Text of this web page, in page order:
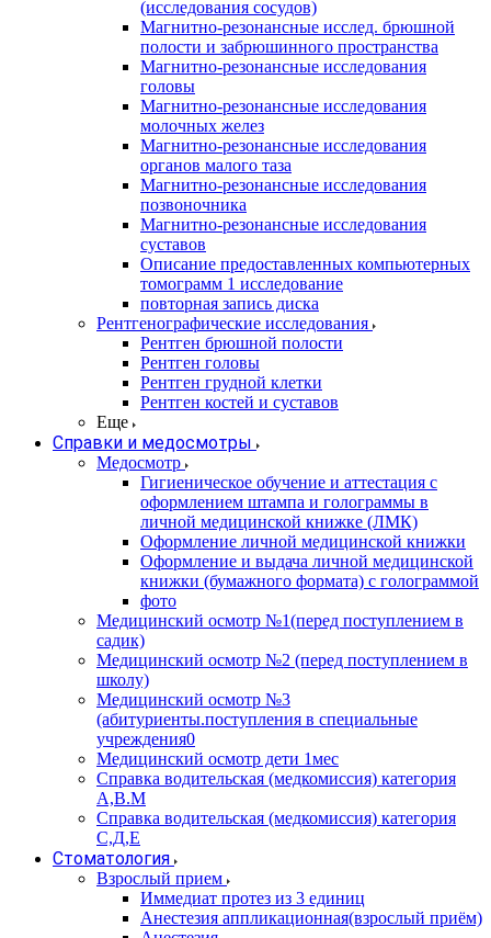
(исследования сосудов)
Магнитно-резонансные исслед. брюшной
полости и забрюшинного пространства
Магнитно-резонансные исследования
головы
Магнитно-резонансные исследования
молочных желез
Магнитно-резонансные исследования
органов малого таза
Магнитно-резонансные исследования
позвоночника
Магнитно-резонансные исследования
суставов
Описание предоставленных компьютерных
томограмм 1 исследование
повторная запись диска
Рентгенографические исследования
Рентген брюшной полости
Рентген головы
Рентген грудной клетки
Рентген костей и суставов
Еще
Справки и медосмотры
Медосмотр
Гигиеническое обучение и аттестация с
оформлением штампа и голограммы в
личной медицинской книжке (ЛМК)
Оформление личной медицинской книжки
Оформление и выдача личной медицинской
книжки (бумажного формата) с голограммой
фото
Медицинский осмотр №1(перед поступлением в
садик)
Медицинский осмотр №2 (перед поступлением в
школу)
Медицинский осмотр №3
(абитуриенты.поступления в специальные
учреждения0
Медицинский осмотр дети 1мес
Справка водительская (медкомиссия) категория
А,В.М
Справка водительская (медкомиссия) категория
С,Д,Е
Стоматология
Взрослый прием
Иммедиат протез из 3 единиц
Анестезия аппликационная(взрослый приём)